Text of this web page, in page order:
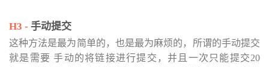
手动提交
这种方法是最为简单的，也是最为麻烦的，所谓的手动提交
就是需要 手动的将链接进行提交，并且一次只能提交20